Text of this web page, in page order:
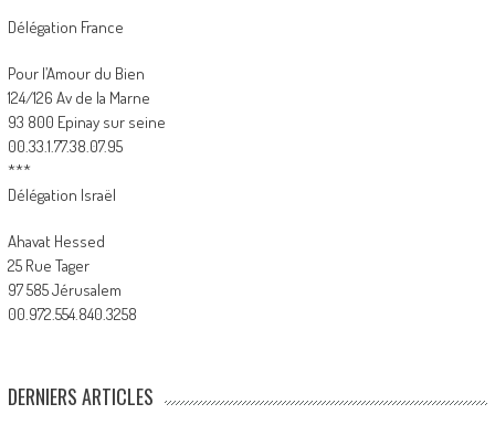
Délégation France
Pour l’Amour du Bien
124/126 Av de la Marne
93 800 Epinay sur seine
00.33.1.77.38.07.95
***
Délégation Israël
Ahavat Hessed
25 Rue Tager
97 585 Jérusalem
00.972.554.840.3258
DERNIERS ARTICLES